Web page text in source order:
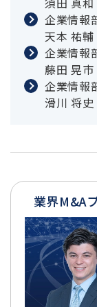
企業情報
天本 祐輔
企業情報
藤田 晃市
企業情報
滑川 将史
業界M&A